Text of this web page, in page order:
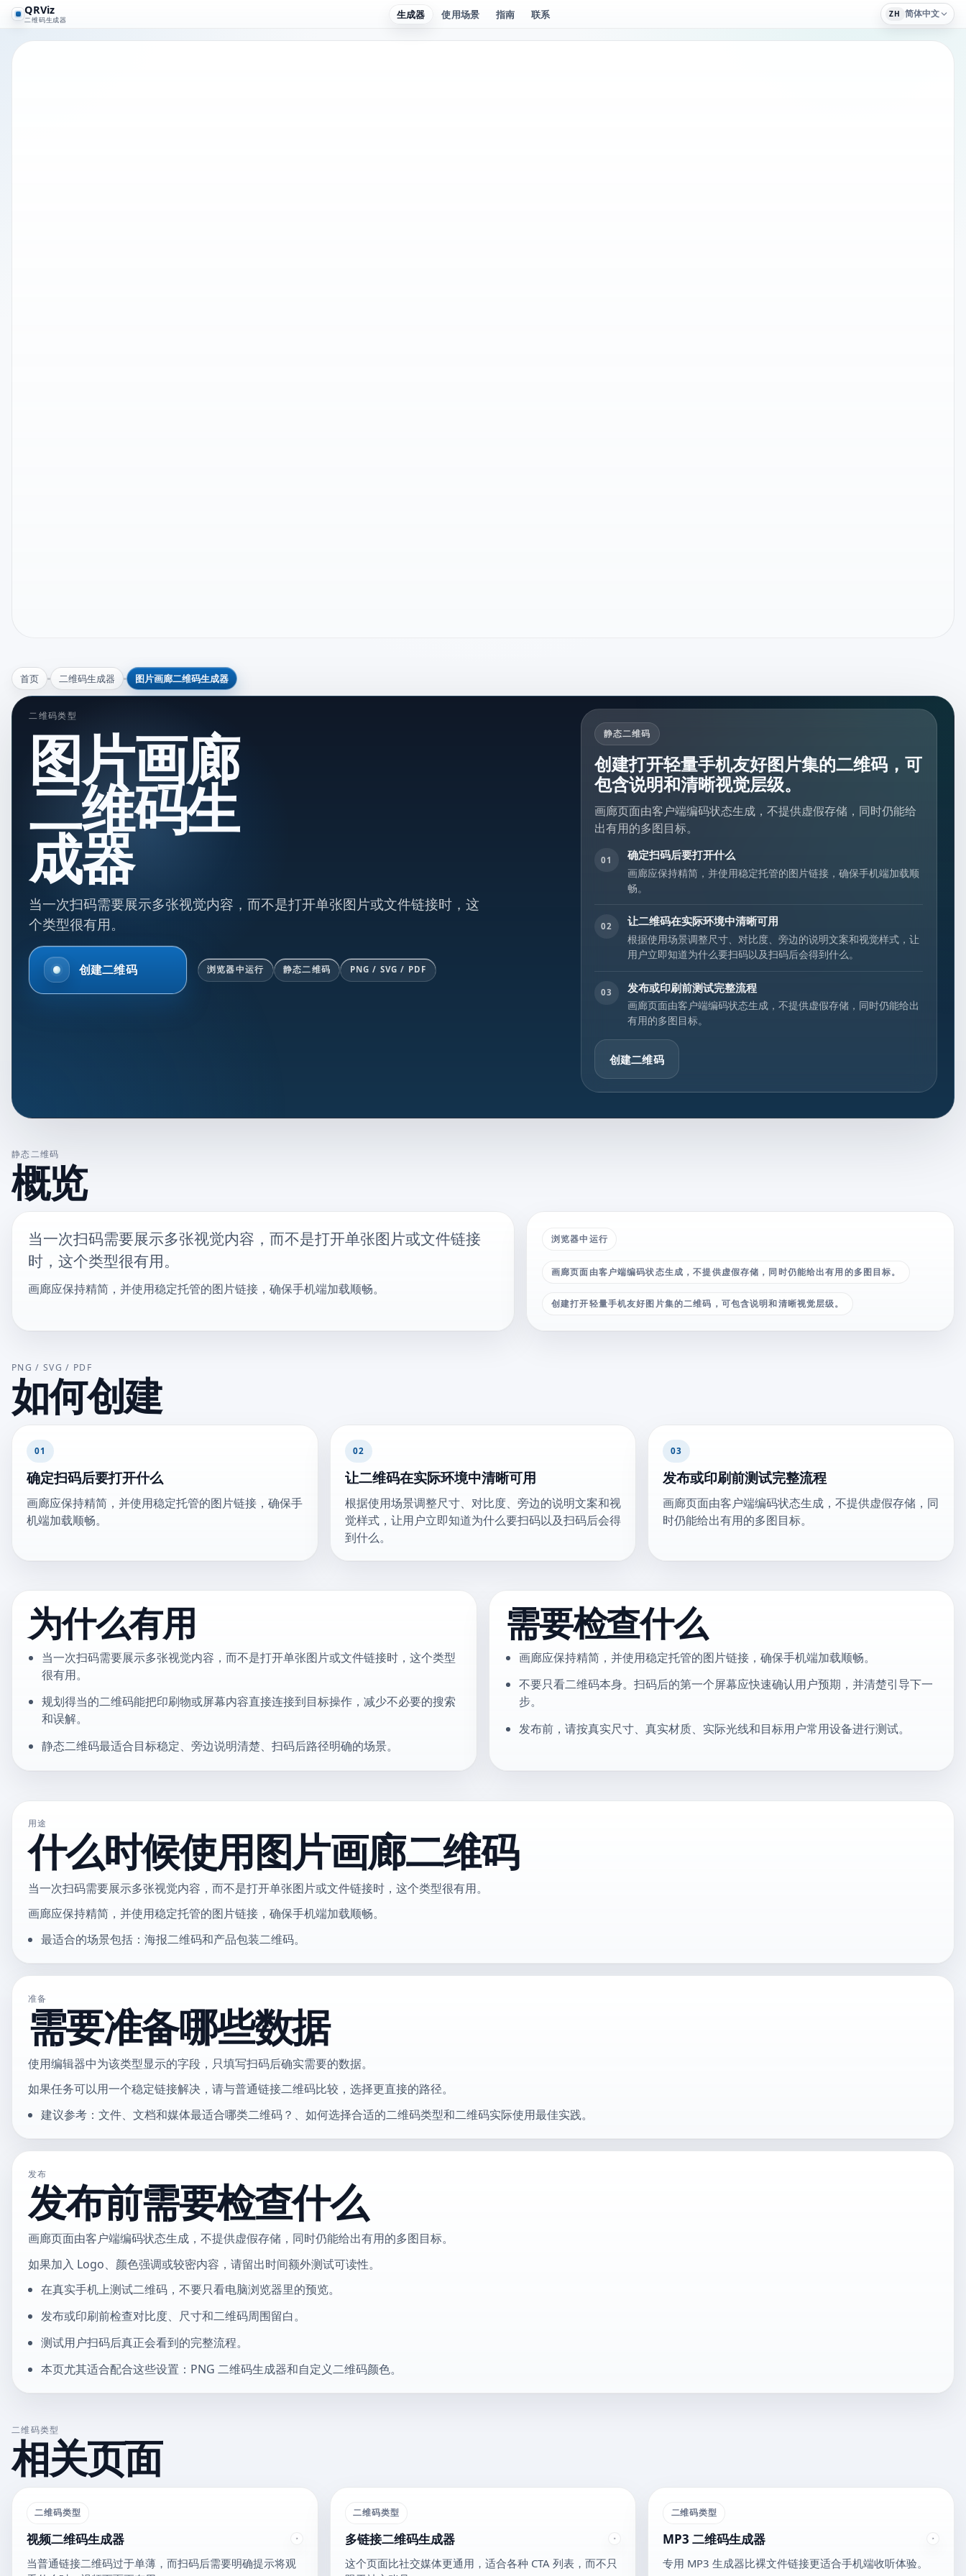
QRViz
二维码生成器 生成器 使用场景 指南 联系 ZH 简体中文
首页 二维码生成器 图片画廊二维码生成器
二维码类型
图片画廊
二维码生
成器
当一次扫码需要展示多张视觉内容，而不是打开单张图片或文件链接时，这
个类型很有用。
创建二维码 浏览器中运行 静态二维码 PNG / SVG / PDF
静态二维码
创建打开轻量手机友好图片集的二维码，可
包含说明和清晰视觉层级。
画廊页面由客户端编码状态生成，不提供虚假存储，同时仍能给
出有用的多图目标。
01 确定扫码后要打开什么
画廊应保持精简，并使用稳定托管的图片链接，确保手机端加载顺
畅。
02 让二维码在实际环境中清晰可用
根据使用场景调整尺寸、对比度、旁边的说明文案和视觉样式，让
用户立即知道为什么要扫码以及扫码后会得到什么。
03 发布或印刷前测试完整流程
画廊页面由客户端编码状态生成，不提供虚假存储，同时仍能给出
有用的多图目标。
创建二维码
静态二维码
概览
当一次扫码需要展示多张视觉内容，而不是打开单张图片或文件链接
时，这个类型很有用。
画廊应保持精简，并使用稳定托管的图片链接，确保手机端加载顺畅。
浏览器中运行
画廊页面由客户端编码状态生成，不提供虚假存储，同时仍能给出有用的多图目标。
创建打开轻量手机友好图片集的二维码，可包含说明和清晰视觉层级。
PNG / SVG / PDF
如何创建
01
确定扫码后要打开什么
画廊应保持精简，并使用稳定托管的图片链接，确保手
机端加载顺畅。
02
让二维码在实际环境中清晰可用
根据使用场景调整尺寸、对比度、旁边的说明文案和视
觉样式，让用户立即知道为什么要扫码以及扫码后会得
到什么。
03
发布或印刷前测试完整流程
画廊页面由客户端编码状态生成，不提供虚假存储，同
时仍能给出有用的多图目标。
为什么有用
当一次扫码需要展示多张视觉内容，而不是打开单张图片或文件链接时，这个类型
很有用。
规划得当的二维码能把印刷物或屏幕内容直接连接到目标操作，减少不必要的搜索
和误解。
静态二维码最适合目标稳定、旁边说明清楚、扫码后路径明确的场景。
需要检查什么
画廊应保持精简，并使用稳定托管的图片链接，确保手机端加载顺畅。
不要只看二维码本身。扫码后的第一个屏幕应快速确认用户预期，并清楚引导下一
步。
发布前，请按真实尺寸、真实材质、实际光线和目标用户常用设备进行测试。
用途
什么时候使用图片画廊二维码
当一次扫码需要展示多张视觉内容，而不是打开单张图片或文件链接时，这个类型很有用。
画廊应保持精简，并使用稳定托管的图片链接，确保手机端加载顺畅。
最适合的场景包括：海报二维码和产品包装二维码。
准备
需要准备哪些数据
使用编辑器中为该类型显示的字段，只填写扫码后确实需要的数据。
如果任务可以用一个稳定链接解决，请与普通链接二维码比较，选择更直接的路径。
建议参考：文件、文档和媒体最适合哪类二维码？、如何选择合适的二维码类型和二维码实际使用最佳实践。
发布
发布前需要检查什么
画廊页面由客户端编码状态生成，不提供虚假存储，同时仍能给出有用的多图目标。
如果加入 Logo、颜色强调或较密内容，请留出时间额外测试可读性。
在真实手机上测试二维码，不要只看电脑浏览器里的预览。
发布或印刷前检查对比度、尺寸和二维码周围留白。
测试用户扫码后真正会看到的完整流程。
本页尤其适合配合这些设置：PNG 二维码生成器和自定义二维码颜色。
二维码类型
相关页面
二维码类型
视频二维码生成器
当普通链接二维码过于单薄，而扫码后需要明确提示将观
二维码类型
多链接二维码生成器
这个页面比社交媒体更通用，适合各种 CTA 列表，而不只
二维码类型
MP3 二维码生成器
专用 MP3 生成器比裸文件链接更适合手机端收听体验。